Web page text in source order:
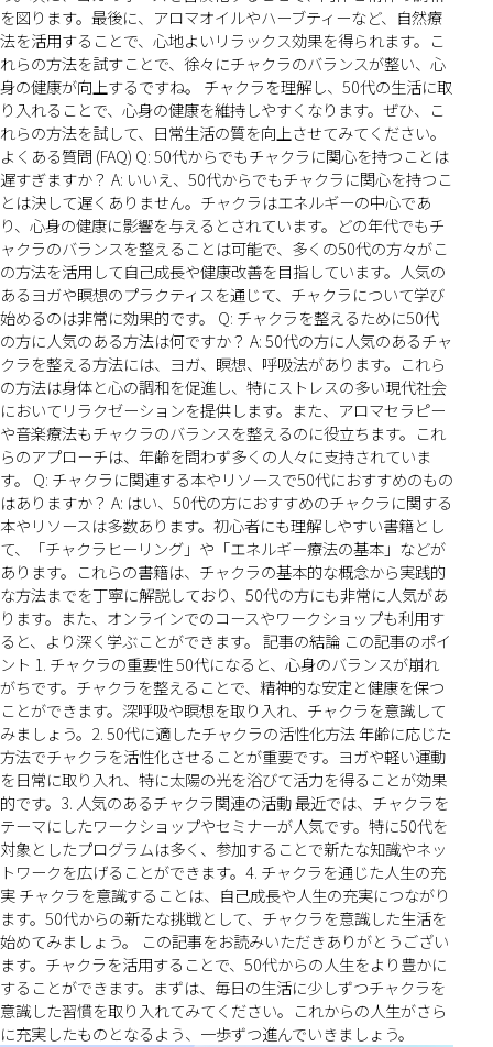
を図ります。最後に、アロマオイルやハーブティーなど、自然療
法を活用することで、心地よいリラックス効果を得られます。こ
れらの方法を試すことで、徐々にチャクラのバランスが整い、心
身の健康が向上するですね。 チャクラを理解し、50代の生活に取
り入れることで、心身の健康を維持しやすくなります。ぜひ、こ
れらの方法を試して、日常生活の質を向上させてみてください。
よくある質問 (FAQ) Q: 50代からでもチャクラに関心を持つことは
遅すぎますか？ A: いいえ、50代からでもチャクラに関心を持つこ
とは決して遅くありません。チャクラはエネルギーの中心であ
り、心身の健康に影響を与えるとされています。どの年代でもチ
ャクラのバランスを整えることは可能で、多くの50代の方々がこ
の方法を活用して自己成長や健康改善を目指しています。人気の
あるヨガや瞑想のプラクティスを通じて、チャクラについて学び
始めるのは非常に効果的です。 Q: チャクラを整えるために50代
の方に人気のある方法は何ですか？ A: 50代の方に人気のあるチャ
クラを整える方法には、ヨガ、瞑想、呼吸法があります。これら
の方法は身体と心の調和を促進し、特にストレスの多い現代社会
においてリラクゼーションを提供します。また、アロマセラピー
や音楽療法もチャクラのバランスを整えるのに役立ちます。これ
らのアプローチは、年齢を問わず多くの人々に支持されていま
す。 Q: チャクラに関連する本やリソースで50代におすすめのもの
はありますか？ A: はい、50代の方におすすめのチャクラに関する
本やリソースは多数あります。初心者にも理解しやすい書籍とし
て、「チャクラヒーリング」や「エネルギー療法の基本」などが
あります。これらの書籍は、チャクラの基本的な概念から実践的
な方法までを丁寧に解説しており、50代の方にも非常に人気があ
ります。また、オンラインでのコースやワークショップも利用す
ると、より深く学ぶことができます。 記事の結論 この記事のポイ
ント 1. チャクラの重要性 50代になると、心身のバランスが崩れ
がちです。チャクラを整えることで、精神的な安定と健康を保つ
ことができます。深呼吸や瞑想を取り入れ、チャクラを意識して
みましょう。2. 50代に適したチャクラの活性化方法 年齢に応じた
方法でチャクラを活性化させることが重要です。ヨガや軽い運動
を日常に取り入れ、特に太陽の光を浴びて活力を得ることが効果
的です。3. 人気のあるチャクラ関連の活動 最近では、チャクラを
テーマにしたワークショップやセミナーが人気です。特に50代を
対象としたプログラムは多く、参加することで新たな知識やネッ
トワークを広げることができます。4. チャクラを通じた人生の充
実 チャクラを意識することは、自己成長や人生の充実につながり
ます。50代からの新たな挑戦として、チャクラを意識した生活を
始めてみましょう。 この記事をお読みいただきありがとうござい
ます。チャクラを活用することで、50代からの人生をより豊かに
することができます。まずは、毎日の生活に少しずつチャクラを
意識した習慣を取り入れてみてください。これからの人生がさら
に充実したものとなるよう、一歩ずつ進んでいきましょう。